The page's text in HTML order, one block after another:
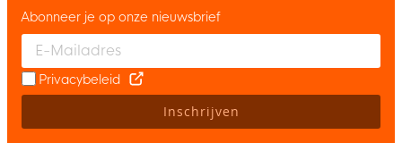
Enter your email and accept the privacy policy to subscribe to
Abonneer je op onze nieuwsbrief
Privacybeleid
Inschrijven